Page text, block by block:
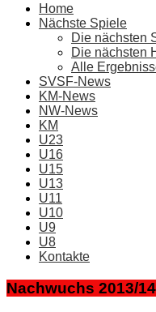
Home
Nächste Spiele
Die nächsten
Die nächsten
Alle
SVSF-News
KM-News
NW-News
KM
U23
U16
U15
U13
U11
U10
U9
U8
Kontakte
Nachwuchs 2013/14